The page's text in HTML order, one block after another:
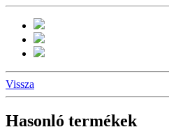
Vissza
Hasonló termékek